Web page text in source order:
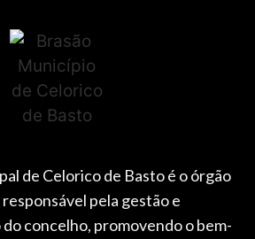
de Celorico de Basto é o órgão
pela gestão e
concelho, promovendo o bem-